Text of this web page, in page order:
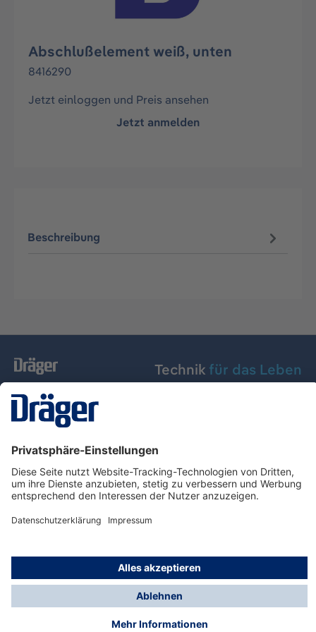
Abschlußelement weiß, unten
8416290
Jetzt einloggen und Preis ansehen
Jetzt anmelden
Beschreibung
Technik für das Leben
Dräger Austria GmbH
Über Dräger
Informationen
© Dräger Austria GmbH, 2024
* Alle Preise exkl. gesetzl. Mehrwertsteuer zzgl.
Versandkosten und ggf. Nachnahmegebühren, wenn
nicht anders angegeben.